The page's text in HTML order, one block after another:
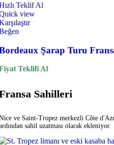
Teklif Al
view
Şarap Turu
Teklifi Al
Sahilleri
ve Saint-Tropez merkezli Côte
sahil uzatması olarak ekleniyor.